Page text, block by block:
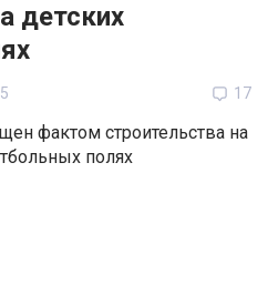
детских
17